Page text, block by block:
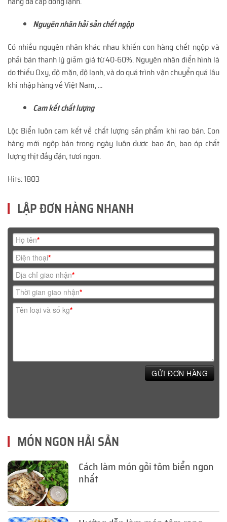
Nguyên nhân hải sản chết ngộp
Có nhiều nguyên nhân khác nhau khiến con hàng chết ngộp và
phải bán thanh lý giảm giá từ 40-60%. Nguyên nhân điển hình là
do thiếu Oxy, độ mặn, độ lạnh, và do quá trình vận chuyển quá lâu
khi nhập hàng về Việt Nam, ...
Cam kết chất lượng
Lộc Biển luôn cam kết về chất lượng sản phẩm khi rao bán. Con
hàng mới ngộp bán trong ngày luôn được bao ăn, bao óp chất
lượng thịt đầy đặn, tươi ngon.
Hits: 1803
LẬP ĐƠN HÀNG NHANH
Họ tên*
Điện thoại*
Địa chỉ giao nhận*
Thời gian giao nhận*
Tên loại và số kg*
GỬI ĐƠN HÀNG
MÓN NGON HẢI SẢN
Cách làm món gỏi tôm biển ngon
nhất